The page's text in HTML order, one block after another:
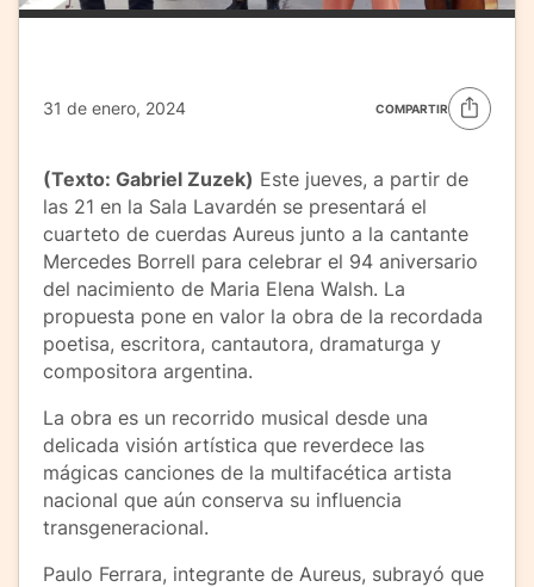
31 de enero, 2024 COMPARTIR
(Texto: Gabriel Zuzek) Este jueves, a partir de
las 21 en la Sala Lavardén se presentará el
cuarteto de cuerdas Aureus junto a la cantante
Mercedes Borrell para celebrar el 94 aniversario
del nacimiento de Maria Elena Walsh. La
propuesta pone en valor la obra de la recordada
poetisa, escritora, cantautora, dramaturga y
compositora argentina.
La obra es un recorrido musical desde una
delicada visión artística que reverdece las
mágicas canciones de la multifacética artista
nacional que aún conserva su influencia
transgeneracional.
Paulo Ferrara, integrante de Aureus, subrayó que